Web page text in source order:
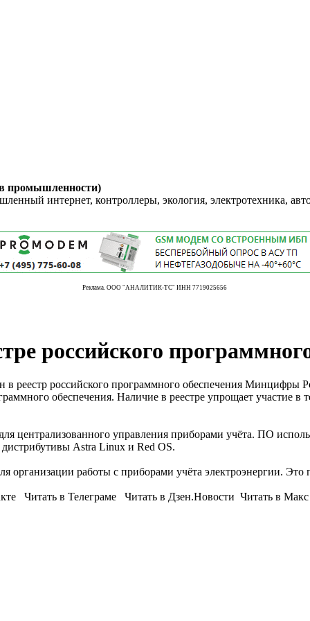
промышленности)
интернет, контроллеры, экология, электротехника,
Реклама. ООО "АНАЛИТИК-ТС" ИНН 7719025656
российского
российского программного обеспечения Минцифры
обеспечения. Наличие в реестре упрощает участие
централизованного управления приборами учёта. ПО
Astra Linux и Red OS.
работы с приборами учёта электроэнергии. Это
в Телеграме Читать в Дзен.Новости Читать в Макс